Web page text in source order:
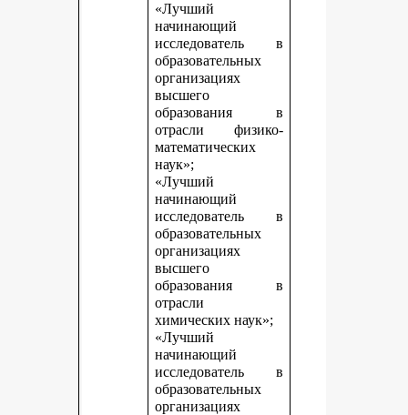
«Лучший
начинающий
исследователь в
образовательных
организациях
высшего
образования в
отрасли физико-
математических
наук»;
«Лучший
начинающий
исследователь в
образовательных
организациях
высшего
образования в
отрасли
химических наук»;
«Лучший
начинающий
исследователь в
образовательных
организациях